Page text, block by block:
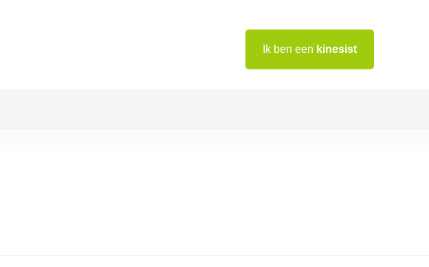
Ik ben een kinesist